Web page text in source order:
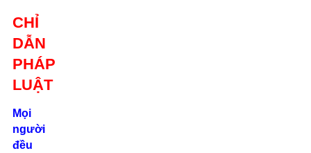
CHỈ
DẪN
PHÁP
LUẬT
Mọi
người
đều
Liên hệ
Số 24/2B
Đường Võ
Oanh, P. 25, Q.
Bình Thạnh, Tp.
Hồ Chí Minh
0862.000.639